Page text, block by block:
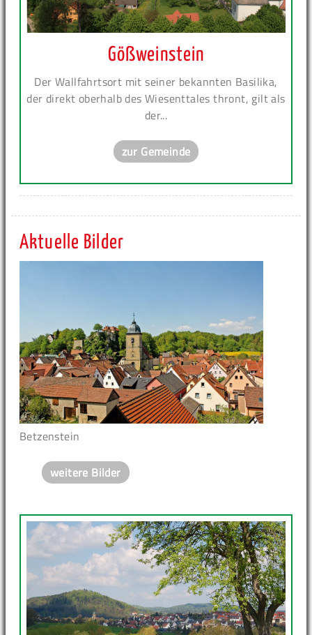
Gößweinstein
Der Wallfahrtsort mit seiner bekannten Basilika,
der direkt oberhalb des Wiesenttales thront, gilt als
der...
zur Gemeinde
Aktuelle Bilder
Betzenstein
weitere Bilder